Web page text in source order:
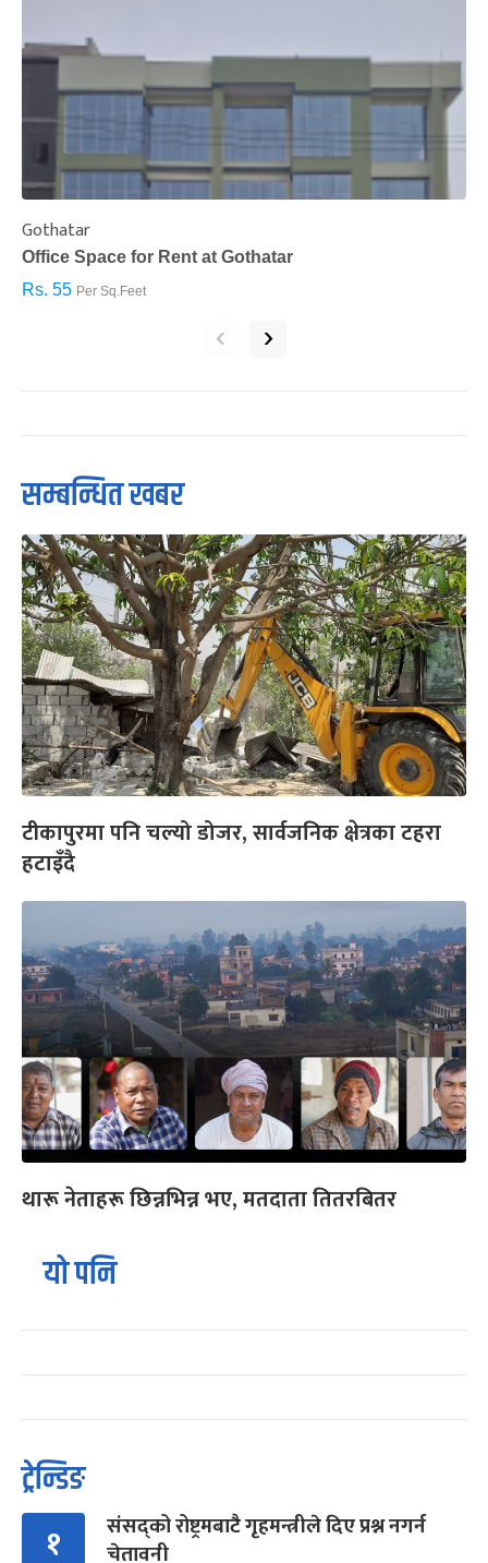
Gothatar
Office Space for Rent at Gothatar
Rs. 55 Per Sq.Feet
‹ ›
सम्बन्धित खबर
टीकापुरमा पनि चल्यो डोजर, सार्वजनिक क्षेत्रका टहरा
हटाइँदै
थारू नेताहरू छिन्नभिन्न भए, मतदाता तितरबितर
यो पनि
ट्रेन्डिङ
१
संसद्को रोष्ट्रमबाटै गृहमन्त्रीले दिए प्रश्न नगर्न
चेतावनी